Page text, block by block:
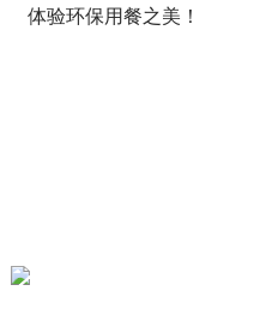
体验环保用餐之美！